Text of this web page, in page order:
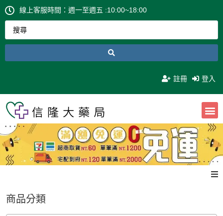
線上客服時間：週一至週五 :10:00~18:00
註冊 登入
NT$0 0
商品分類